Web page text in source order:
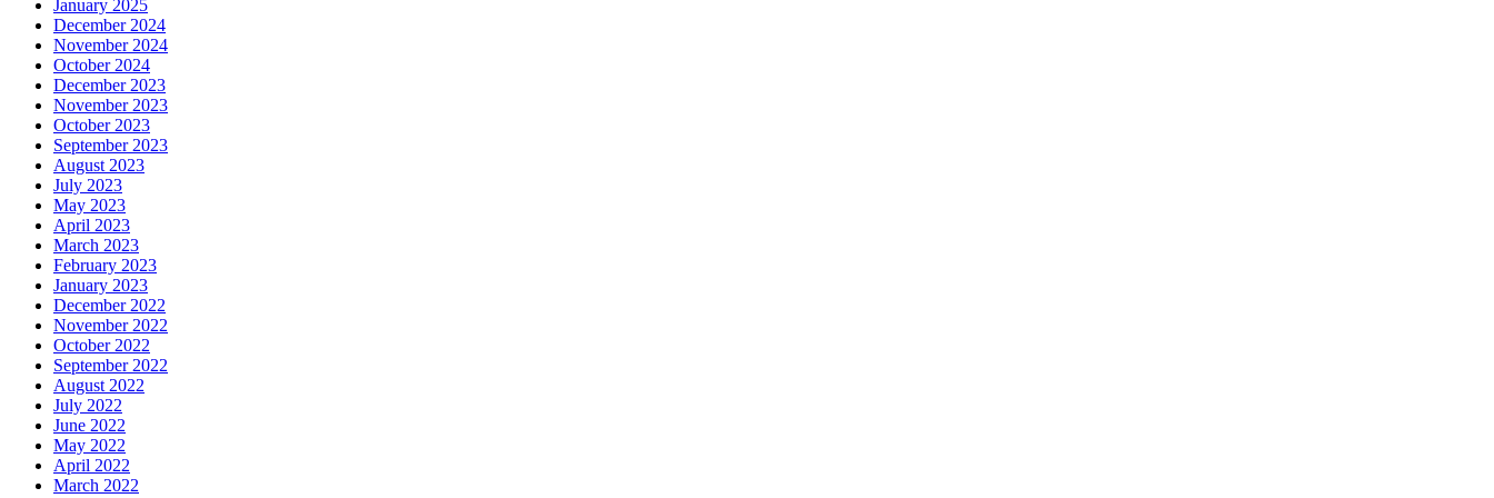
January 2025
December 2024
November 2024
October 2024
December 2023
November 2023
October 2023
September 2023
August 2023
July 2023
May 2023
April 2023
March 2023
February 2023
January 2023
December 2022
November 2022
October 2022
September 2022
August 2022
July 2022
June 2022
May 2022
April 2022
March 2022